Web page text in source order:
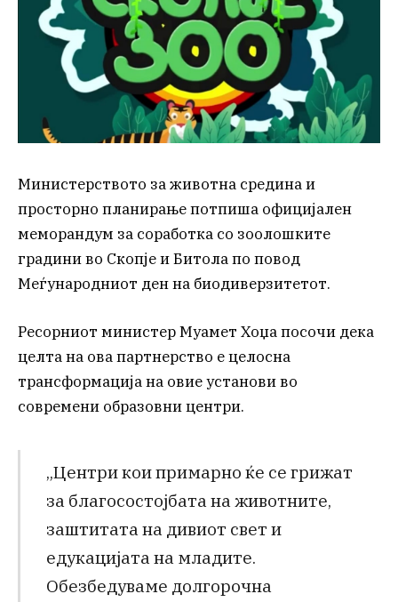
Министерството за животна средина и
просторно планирање потпиша официјален
меморандум за соработка со зоолошките
градини во Скопје и Битола по повод
Меѓународниот ден на биодиверзитетот.
Ресорниот министер Муамет Хоџа посочи дека
целта на ова партнерство е целосна
трансформација на овие установи во
современи образовни центри.
„Центри кои примарно ќе се грижат
за благосостојбата на животните,
заштитата на дивиот свет и
едукацијата на младите.
Обезбедуваме долгорочна